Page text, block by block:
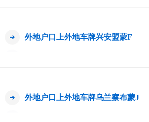
外地户口上外地车牌兴安盟蒙F
外地户口上外地车牌乌兰察布蒙J